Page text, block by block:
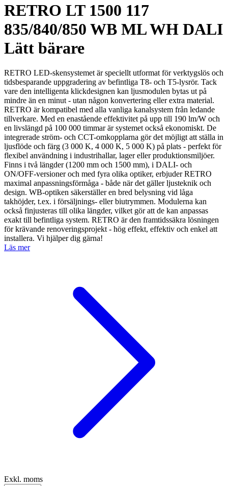
RETRO LT 1500 117
835/840/850 WB ML WH DALI
Lätt bärare
RETRO LED-skensystemet är speciellt utformat för verktygslös och
tidsbesparande uppgradering av befintliga T8- och T5-lysrör. Tack
vare den intelligenta klickdesignen kan ljusmodulen bytas ut på
mindre än en minut - utan någon konvertering eller extra material.
RETRO är kompatibel med alla vanliga kanalsystem från ledande
tillverkare. Med en enastående effektivitet på upp till 190 lm/W och
en livslängd på 100 000 timmar är systemet också ekonomiskt. De
integrerade ström- och CCT-omkopplarna gör det möjligt att ställa in
ljusflöde och färg (3 000 K, 4 000 K, 5 000 K) på plats - perfekt för
flexibel användning i industrihallar, lager eller produktionsmiljöer.
Finns i två längder (1200 mm och 1500 mm), i DALI- och
ON/OFF-versioner och med fyra olika optiker, erbjuder RETRO
maximal anpassningsförmåga - både när det gäller ljusteknik och
design. WB-optiken säkerställer en bred belysning vid låga
takhöjder, t.ex. i försäljnings- eller biutrymmen. Modulerna kan
också finjusteras till olika längder, vilket gör att de kan anpassas
exakt till befintliga system. RETRO är den framtidssäkra lösningen
för krävande renoveringsprojekt - hög effekt, effektiv och enkel att
installera. Vi hjälper dig gärna!
Läs mer
Exkl. moms